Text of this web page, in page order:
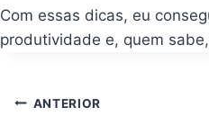
Com essas dicas, eu
produtividade e, quem
Navegação
ANTERIOR